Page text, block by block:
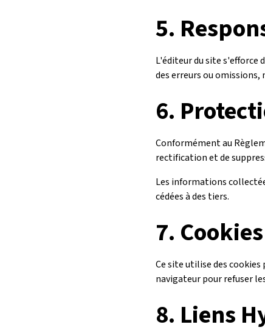
5.
L'éditeur du site s'efforce
des erreurs ou
6.
Conformément au
rectification et de
Les informations
cédées à des tiers.
7. Cookies
Ce site utilise des
navigateur pour refuser
8. Liens